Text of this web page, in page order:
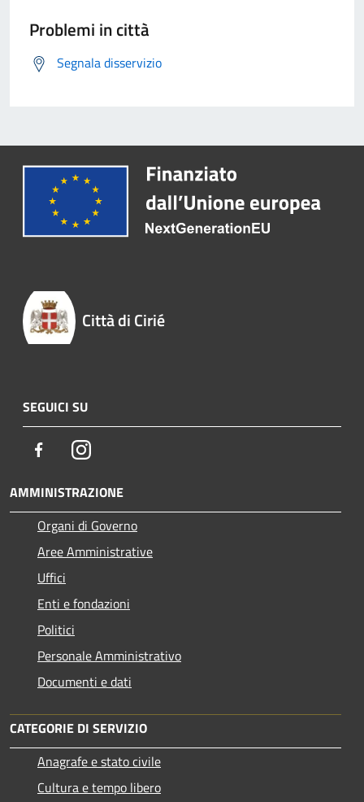
Problemi in città
Segnala disservizio
Città di Cirié
SEGUICI SU
FacebookInstagram
AMMINISTRAZIONE
Organi di Governo
Aree Amministrative
Uffici
Enti e fondazioni
Politici
Personale Amministrativo
Documenti e dati
CATEGORIE DI SERVIZIO
Anagrafe e stato civile
Cultura e tempo libero